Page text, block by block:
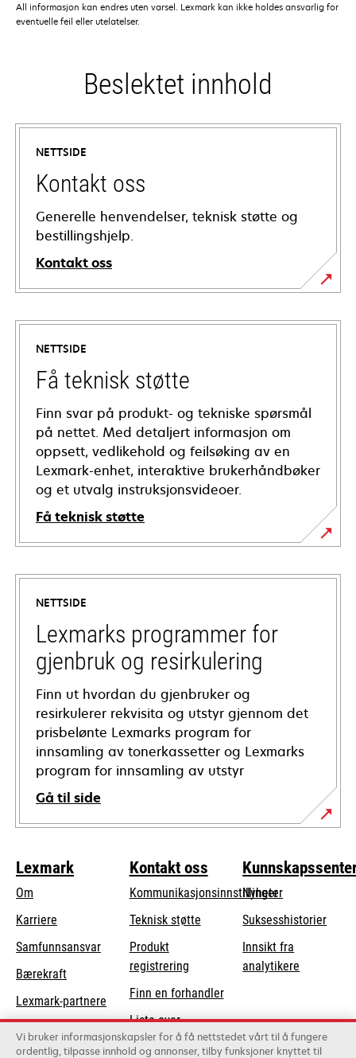
All informasjon kan endres uten varsel. Lexmark kan ikke holdes ansvarlig for
eventuelle feil eller utelatelser.
Beslektet innhold
NETTSIDE
Kontakt oss
Generelle henvendelser, teknisk støtte og
bestillingshjelp.
Kontakt oss
NETTSIDE
Få teknisk støtte
Finn svar på produkt- og tekniske spørsmål
på nettet. Med detaljert informasjon om
oppsett, vedlikehold og feilsøking av en
Lexmark-enhet, interaktive brukerhåndbøker
og et utvalg instruksjonsvideoer.
Få teknisk støtte
opens
in
new
tab
NETTSIDE
Lexmarks programmer for
gjenbruk og resirkulering
Finn ut hvordan du gjenbruker og
resirkulerer rekvisita og utstyr gjennom det
prisbelønte Lexmarks program for
innsamling av tonerkassetter og Lexmarks
program for innsamling av utstyr
Gå til side
Lexmark
Om
Karriere
Samfunnsansvaropens
new
tab
Bærekraft
Lexmark-partnere
Kontakt oss
Kommunikasjonsinnstillinger
Teknisk støtteopens
tab
Produkt
registrering
Finn en forhandler
Liste over
grossister
Nyheter
Suksesshistorier
Innsikt fra
analytikere
Vi bruker informasjonskapsler for å få nettstedet vårt til å fungere
ordentlig, tilpasse innhold og annonser, tilby funksjoner knyttet til